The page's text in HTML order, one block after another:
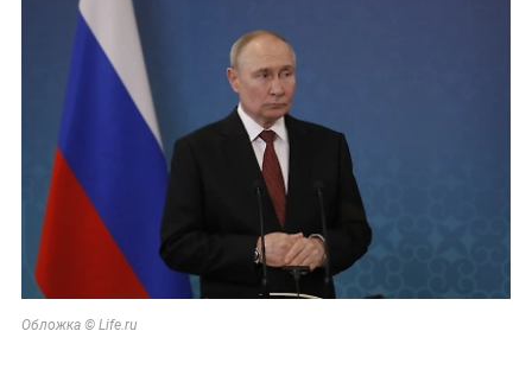
Обложка © Life.ru